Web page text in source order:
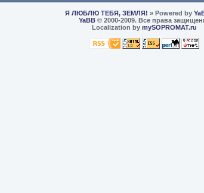
Я ЛЮБЛЮ ТЕБЯ, ЗЕМЛЯ! » Powered by
YaBB© 2000-2009. Все права
Localization by mySOPROMAT.ru